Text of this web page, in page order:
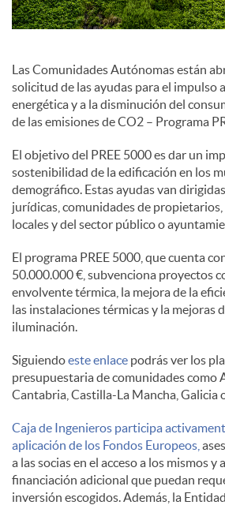
e
s
S
o
c
i
a
l
e
s
Las Comunidades Autónomas están
solicitud de las ayudas para el impulso
energética y a la disminución del
de las emisiones de CO2 – Programa
El objetivo del PREE 5000 es dar un
sostenibilidad de la edificación en los
demográfico. Estas ayudas van
jurídicas, comunidades de
locales y del sector público o
El programa PREE 5000, que cuenta
50.000.000 €, subvenciona proyectos
envolvente térmica, la mejora de la
las instalaciones térmicas y la mejoras
iluminación.
Siguiendoeste enlace podrás ver los
presupuestaria de comunidades como
Cantabria, Castilla-La Mancha, Galicia
Caja de Ingenieros participa
aplicación de los Fondos Europeos,
a las socias en el acceso a los mismos y
financiación adicional que puedan
inversión escogidos. Además, la